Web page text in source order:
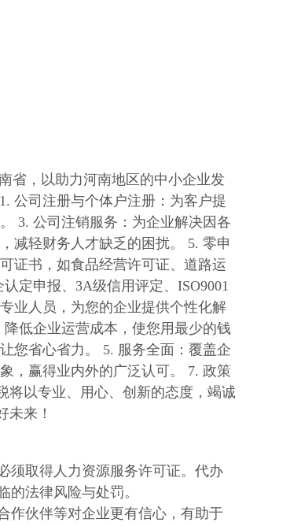
省，以助力河南地区的中小企业发
公司注册与个体户注册：为客户提
3. 公司注销服务：为企业解决因各
减轻财务人才缺乏的困扰。 5. 零申
证书，如食品经营许可证、道路运
定申报、3A级信用评定、ISO9001
业人员，为您的企业提供个性化解
低企业运营成本，使您用最少的钱
您省心省力。 5. 服务全面：覆盖企
，赢得业内外的广泛认可。 7. 政策
将以专业、用心、创新的态度，竭诚
未来！
须取得人力资源服务许可证。代办
法律风险与处罚。
作伙伴等对企业更有信心，有助于